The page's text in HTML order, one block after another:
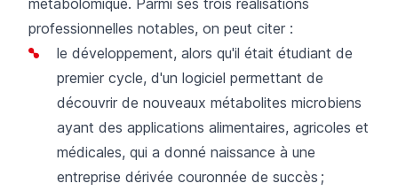
professionnelles notables, on peut citer :
le développement, alors qu'il était étudiant de
premier cycle, d'un logiciel permettant de
découvrir de nouveaux métabolites microbiens
ayant des applications alimentaires, agricoles et
médicales, qui a donné naissance à une
entreprise dérivée couronnée de succès ;